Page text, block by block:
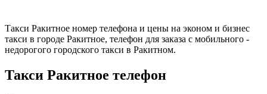
Такси Ракитное номер телефона и цены на эконом и бизнес
такси в городе Ракитное, телефон для заказа с мобильного -
недорогого городского такси в Ракитном.
Такси Ракитное телефон